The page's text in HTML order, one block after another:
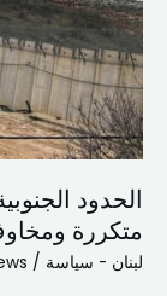
الحدود
متكررة
لبنان - سياسة /
غارات
إسرائيلية
متكررة
ومخاوف
من
واسع